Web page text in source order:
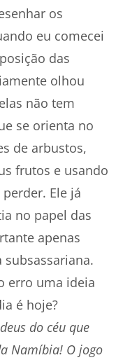
os
eu comecei
das
olhou
não tem
se orienta no
de arbustos,
frutos e usando
Ele já
no papel das
apenas
erro uma ideia
é hoje?
do céu que
Namíbia! O jogo